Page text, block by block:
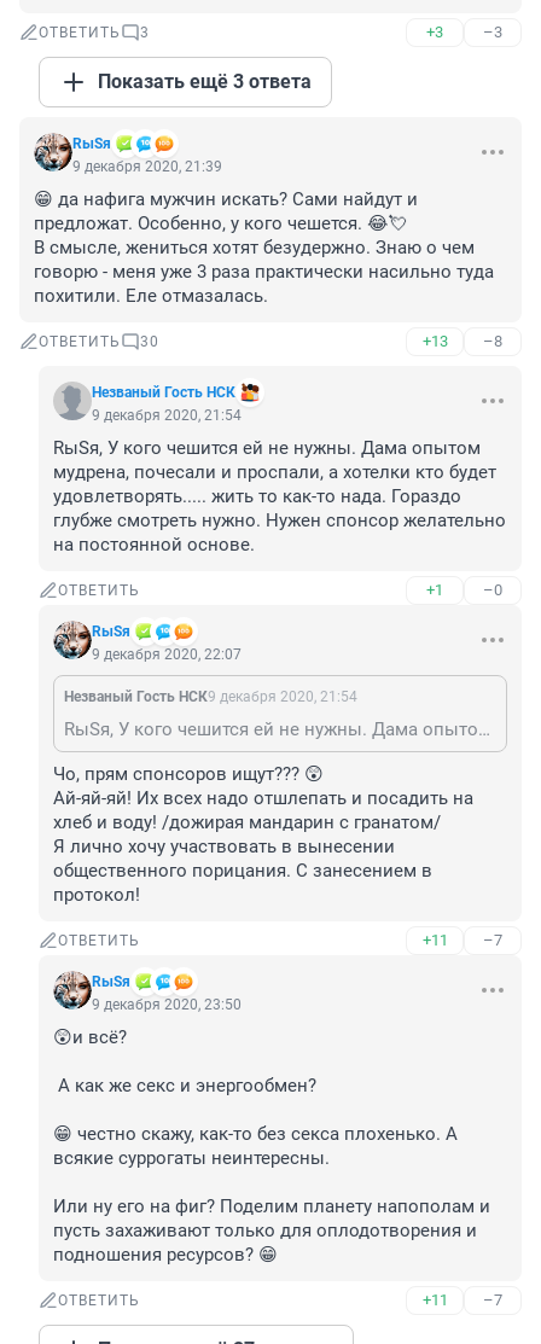
ОТВЕТИТЬ 3 +3 –3
Показать ещё 3 ответа
RыSя
9 декабря 2020, 21:39
😁 да нафига мужчин искать? Сами найдут и
предложат. Особенно, у кого чешется. 😂💘
В смысле, жениться хотят безудержно. Знаю о чем
говорю - меня уже 3 раза практически насильно туда
похитили. Еле отмазалась.
ОТВЕТИТЬ 30 +13 –8
Незваный Гость НСК
9 декабря 2020, 21:54
RыSя, У кого чешится ей не нужны. Дама опытом
мудрена, почесали и проспали, а хотелки кто будет
удовлетворять..... жить то как-то нада. Гораздо
глубже смотреть нужно. Нужен спонсор желательно
на постоянной основе.
ОТВЕТИТЬ +1 –0
RыSя
9 декабря 2020, 22:07
Незваный Гость НСК9 декабря 2020, 21:54
RыSя, У кого чешится ей не нужны. Дама опытом мудрена, почесали и проспали, а хотелки кто будет удовлетворять..... жить то как-то нада. Гораздо глубже смотреть нужно. Нужен спонсор желательно на постоянной основе.
Чо, прям спонсоров ищут??? 😲
Ай-яй-яй! Их всех надо отшлепать и посадить на
хлеб и воду! /дожирая мандарин с гранатом/
Я лично хочу участвовать в вынесении
общественного порицания. С занесением в
протокол!
ОТВЕТИТЬ +11 –7
RыSя
9 декабря 2020, 23:50
😲и всё?
А как же секс и энергообмен?
😁 честно скажу, как-то без секса плохенько. А
всякие суррогаты неинтересны.
Или ну его на фиг? Поделим планету напополам и
пусть захаживают только для оплодотворения и
подношения ресурсов? 😁
ОТВЕТИТЬ +11 –7